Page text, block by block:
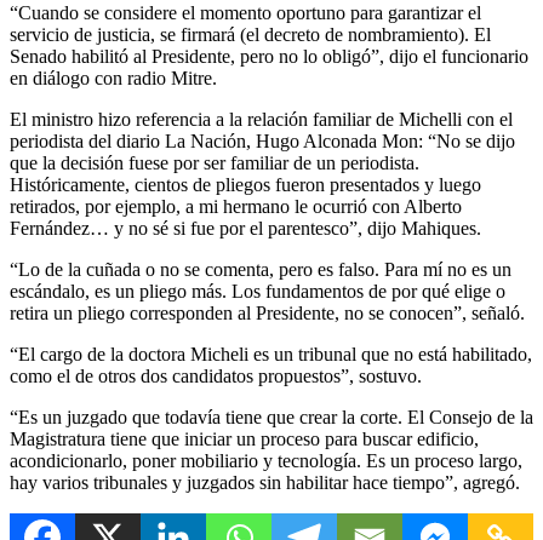
“Cuando se considere el momento oportuno para garantizar el
servicio de justicia, se firmará (el decreto de nombramiento). El
Senado habilitó al Presidente, pero no lo obligó”, dijo el funcionario
en diálogo con radio Mitre.
El ministro hizo referencia a la relación familiar de Michelli con el
periodista del diario La Nación, Hugo Alconada Mon: “No se dijo
que la decisión fuese por ser familiar de un periodista.
Históricamente, cientos de pliegos fueron presentados y luego
retirados, por ejemplo, a mi hermano le ocurrió con Alberto
Fernández… y no sé si fue por el parentesco”, dijo Mahiques.
“Lo de la cuñada o no se comenta, pero es falso. Para mí no es un
escándalo, es un pliego más. Los fundamentos de por qué elige o
retira un pliego corresponden al Presidente, no se conocen”, señaló.
“El cargo de la doctora Micheli es un tribunal que no está habilitado,
como el de otros dos candidatos propuestos”, sostuvo.
“Es un juzgado que todavía tiene que crear la corte. El Consejo de la
Magistratura tiene que iniciar un proceso para buscar edificio,
acondicionarlo, poner mobiliario y tecnología. Es un proceso largo,
hay varios tribunales y juzgados sin habilitar hace tiempo”, agregó.